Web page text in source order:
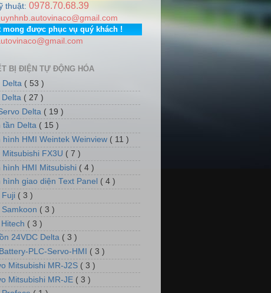
thuật: 0978.70.68.39
mong được phục vụ quý khách !
BỊ ĐIỆN TỰ ĐỘNG HÓA
Delta ( 53 )
Delta ( 27 )
Delta ( 19 )
tần Delta ( 15 )
hình HMI Weintek Weinview ( 11 )
Mitsubishi FX3U ( 7 )
hình HMI Mitsubishi ( 4 )
hình giao diện Text Panel ( 4 )
Fuji ( 3 )
Samkoon ( 3 )
( 3 )
24VDC Delta ( 3 )
PLC-Servo-HMI ( 3 )
Mitsubishi MR-J2S ( 3 )
Mitsubishi MR-JE ( 3 )